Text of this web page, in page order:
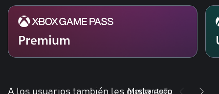
Premium
A los usuarios también les gusta esto
Mostrar todo